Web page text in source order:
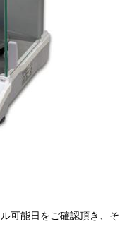
可能日をご確認頂き、そ